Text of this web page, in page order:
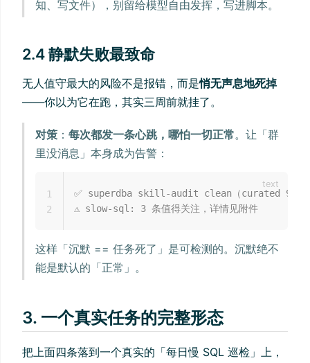
知、写文件），别留给模型自由发挥，写进脚本。
2.4 静默失败最致命
无人值守最大的风险不是报错，而是悄无声息地死掉
——你以为它在跑，其实三周前就挂了。
对策 ：每次都发一条心跳，哪怕一切正常。让「群
里没消息」本身成为告警：
✅ superdba skill-audit clean（curated 9
1
2
这样「沉默 == 任务死了」是可检测的。沉默绝不
能是默认的「正常」。
3. 一个真实任务的完整形态
把上面四条落到一个真实的「每日慢 SQL 巡检」上，